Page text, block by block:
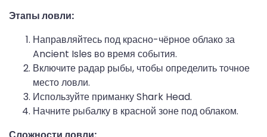
Этапы ловли:
Направляйтесь под красно-чёрное облако за
Ancient Isles во время события.
Включите радар рыбы, чтобы определить точное
место ловли.
Используйте приманку Shark Head.
Начните рыбалку в красной зоне под облаком.